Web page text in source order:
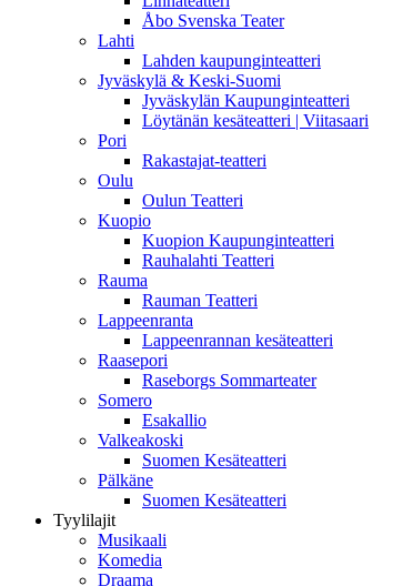
Åbo Svenska Teater
Lahti
Lahden kaupunginteatteri
Jyväskylä & Keski-Suomi
Jyväskylän Kaupunginteatteri
Löytänän kesäteatteri | Viitasaari
Pori
Rakastajat-teatteri
Oulu
Oulun Teatteri
Kuopio
Kuopion Kaupunginteatteri
Rauhalahti Teatteri
Rauma
Rauman Teatteri
Lappeenranta
Lappeenrannan kesäteatteri
Raasepori
Raseborgs Sommarteater
Somero
Esakallio
Valkeakoski
Suomen Kesäteatteri
Pälkäne
Suomen Kesäteatteri
Tyylilajit
Musikaali
Komedia
Draama